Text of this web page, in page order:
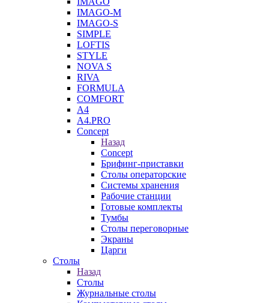
IMAGO-M
IMAGO-S
SIMPLE
LOFTIS
STYLE
NOVA S
RIVA
FORMULA
COMFORT
A4
A4.PRO
Concept
Назад
Concept
Брифинг-приставки
Столы операторские
Системы хранения
Рабочие станции
Готовые комплекты
Тумбы
Столы переговорные
Экраны
Царги
Столы
Назад
Столы
Журнальные столы